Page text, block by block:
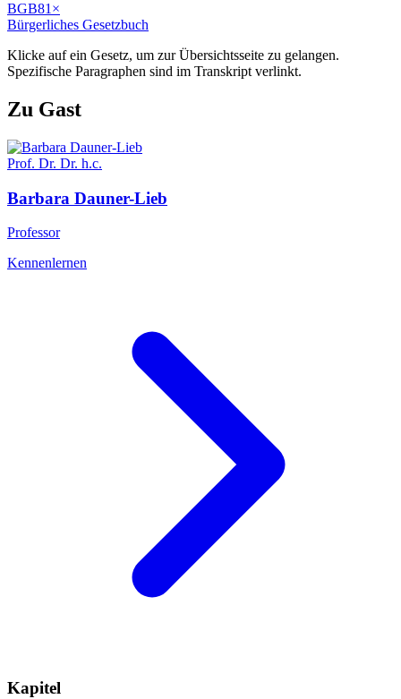
BGB81 ×
Bürgerliches Gesetzbuch
Klicke auf ein Gesetz, um zur Übersichtsseite zu gelangen.
Spezifische Paragraphen sind im Transkript verlinkt.
Zu Gast
Prof. Dr. Dr. h.c.
Barbara Dauner-Lieb
Professor
Kennenlernen
Kapitel